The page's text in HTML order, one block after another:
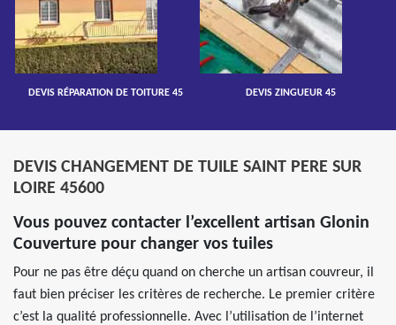
DEVIS RÉPARATION DE TOITURE 45 DEVIS ZINGUEUR 45
DEVIS CHANGEMENT DE TUILE SAINT PERE SUR
LOIRE 45600
Vous pouvez contacter l’excellent artisan Glonin
Couverture pour changer vos tuiles
Pour ne pas être déçu quand on cherche un artisan couvreur, il
faut bien préciser les critères de recherche. Le premier critère
c’est la qualité professionnelle. Avec l’utilisation de l’internet